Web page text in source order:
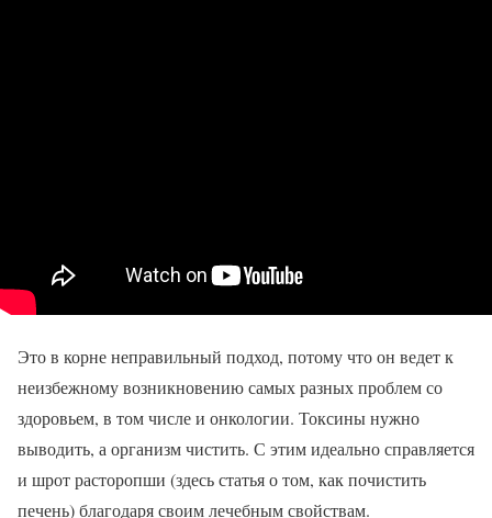
Это в корне неправильный подход, потому что он ведет к
неизбежному возникновению самых разных проблем со
здоровьем, в том числе и онкологии. Токсины нужно
выводить, а организм чистить. С этим идеально справляется
и шрот расторопши (здесь статья о том, как почистить
печень) благодаря своим лечебным свойствам.